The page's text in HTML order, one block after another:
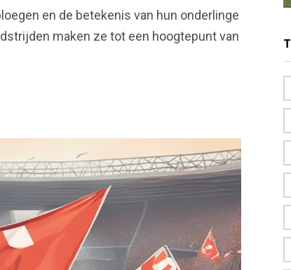
en de betekenis van hun onderlinge
maken ze tot een hoogtepunt van